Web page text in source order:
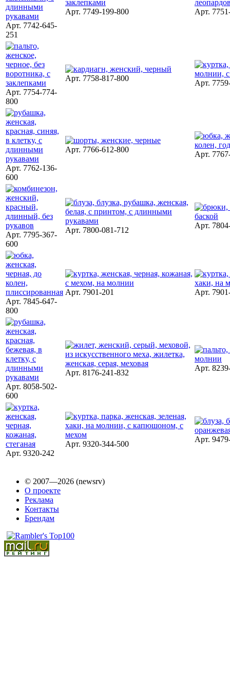
Арт. 7742-645-
251
Арт. 7749-199-800 Арт.
Арт. 7754-774-
800
Арт. 7758-817-800
Арт.
Арт. 7762-136-
600
Арт. 7766-612-800
Арт.
Арт. 7795-367-
600
Арт. 7800-081-712
Арт.
Арт. 7845-647-
800
Арт. 7901-201 Арт.
Арт. 8058-502-
600
Арт. 8176-241-832
Арт.
Арт. 9320-242
Арт. 9320-344-500
Арт.
© 2007—2026 (newsrv)
О проекте
Реклама
Контакты
Брендам